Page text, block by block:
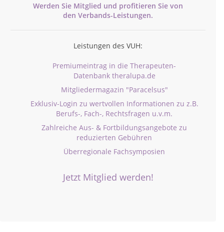
Werden Sie Mitglied und profitieren Sie von
den Verbands-Leistungen.
Leistungen des VUH:
Premiumeintrag in die Therapeuten-
Datenbank theralupa.de
Mitgliedermagazin "Paracelsus"
Exklusiv-Login zu wertvollen Informationen zu z.B.
Berufs-, Fach-, Rechtsfragen u.v.m.
Zahlreiche Aus- & Fortbildungsangebote zu
reduzierten Gebühren
Überregionale Fachsymposien
Jetzt Mitglied werden!